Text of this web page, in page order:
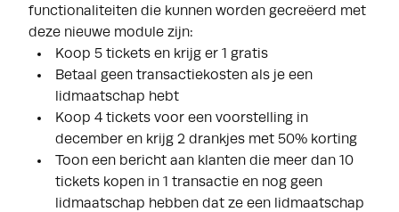
functionaliteiten die kunnen worden gecreëerd met
deze nieuwe module zijn:
Koop 5 tickets en krijg er 1 gratis
Betaal geen transactiekosten als je een
lidmaatschap hebt
Koop 4 tickets voor een voorstelling in
december en krijg 2 drankjes met 50% korting
Toon een bericht aan klanten die meer dan 10
tickets kopen in 1 transactie en nog geen
lidmaatschap hebben dat ze een lidmaatschap